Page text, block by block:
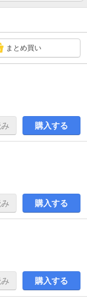
まとめ買い
購入する
購入する
購入する